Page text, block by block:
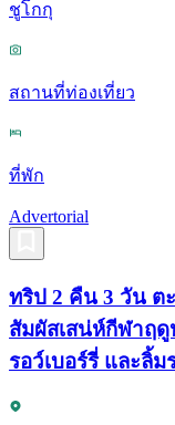
ชูโกกุ
สถานที่ท่องเที่ยว
ที่พัก
Advertorial
ทริป 2 คืน 3 วัน ต
สัมผัสเสน่ห์กีฬาฤดู
รอว์เบอร์รี่ และลิ้